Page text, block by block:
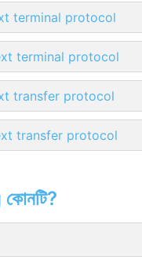
terminal protocol
terminal protocol
transfer protocol
transfer protocol